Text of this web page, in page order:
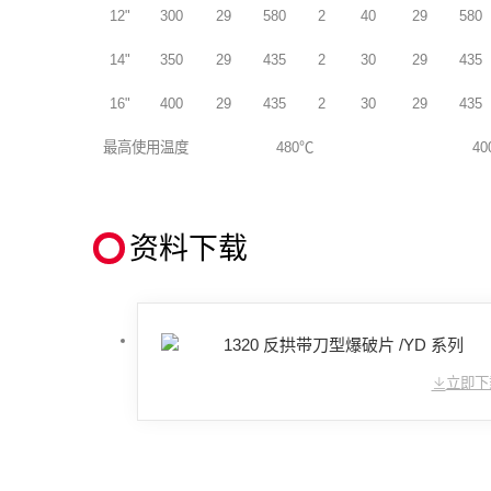
12" 300 29 580 2 40 29 580
14" 350 29 435 2 30 29 435
16" 400 29 435 2 30 29 435
最高使用温度 480℃
资料下载
1320 反拱带刀型爆破片 /YD 系列
立即